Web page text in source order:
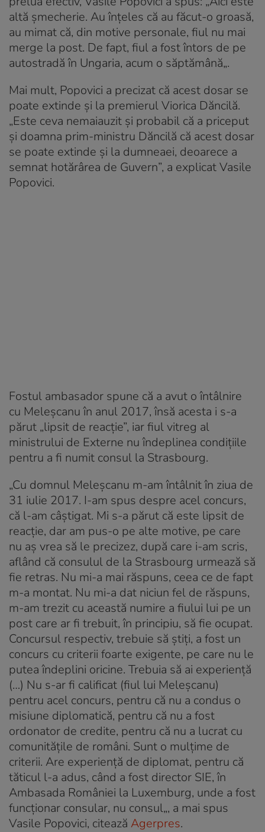
altă şmecherie. Au înţeles că au făcut-o groasă,
au mimat că, din motive personale, fiul nu mai
merge la post. De fapt, fiul a fost întors de pe
autostradă în Ungaria, acum o săptămână„.
Mai mult, Popovici a precizat că acest dosar se
poate extinde şi la premierul Viorica Dăncilă.
„Este ceva nemaiauzit şi probabil că a priceput
şi doamna prim-ministru Dăncilă că acest dosar
se poate extinde şi la dumneaei, deoarece a
semnat hotărârea de Guvern”, a explicat Vasile
Popovici.
Fostul ambasador spune că a avut o întâlnire
cu Meleşcanu în anul 2017, însă acesta i s-a
părut „lipsit de reacţie”, iar fiul vitreg al
ministrului de Externe nu îndeplinea condiţiile
pentru a fi numit consul la Strasbourg.
„Cu domnul Meleşcanu m-am întâlnit în ziua de
31 iulie 2017. I-am spus despre acel concurs,
că l-am câştigat. Mi s-a părut că este lipsit de
reacţie, dar am pus-o pe alte motive, pe care
nu aş vrea să le precizez, după care i-am scris,
aflând că consulul de la Strasbourg urmează să
fie retras. Nu mi-a mai răspuns, ceea ce de fapt
m-a montat. Nu mi-a dat niciun fel de răspuns,
m-am trezit cu această numire a fiului lui pe un
post care ar fi trebuit, în principiu, să fie ocupat.
Concursul respectiv, trebuie să ştiţi, a fost un
concurs cu criterii foarte exigente, pe care nu le
putea îndeplini oricine. Trebuia să ai experienţă
(…) Nu s-ar fi calificat (fiul lui Meleşcanu)
pentru acel concurs, pentru că nu a condus o
misiune diplomatică, pentru că nu a fost
ordonator de credite, pentru că nu a lucrat cu
comunităţile de români. Sunt o mulţime de
criterii. Are experienţă de diplomat, pentru că
tăticul l-a adus, când a fost director SIE, în
Ambasada României la Luxemburg, unde a fost
funcţionar consular, nu consul„, a mai spus
Vasile Popovici, citează Agerpres.